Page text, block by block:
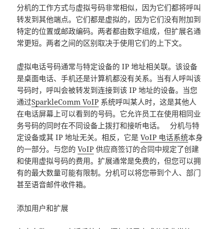
分机的工作方式与虚拟号码非常相似，因为它们都将呼叫
转发到其他端点。它们都是虚拟的，因为它们没有附加到
特定的位置或邮政编码。两者都由数字组成，但扩展名通
常更短。两者之间的区别取决于使用它们的上下文。
虚拟电话号码通常与特定设备的 IP 地址相关联。该设备
是桌面电话、手机还是计算机都没有关系。当有人呼叫该
号码时，呼叫会被转发到连接到该 IP 地址的设备。当您
通过SparkleComm VoIP 系统呼叫某人时，这是其他人
在电话屏幕上可以看到的号码。它允许员工在使用相同业
务号码的同时在不同设备上拨打和接听电话。 分机与特
定设备或其 IP 地址无关。相反，它是VoIP 电话系统本身
的一部分。与您的VoIP 供应商签订的合同中规定了创建
和使用虚拟号码的费用。扩展通常是免费的，但您可以拥
有的最大数量可能有限制。分机可以将您带到个人、部门
甚至语音邮件收件箱。
添加用户和扩展